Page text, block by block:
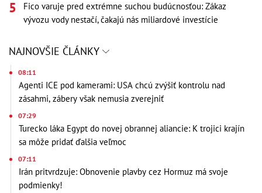
Fico varuje pred extrémne suchou budúcnosťou: Zákaz
vývozu vody nestačí, čakajú nás miliardové investície
NAJNOVŠIE ČLÁNKY
08:11
Agenti ICE pod kamerami: USA chcú zvýšiť kontrolu nad
zásahmi, zábery však nemusia zverejniť
07:29
Turecko láka Egypt do novej obrannej aliancie: K trojici krajín
sa môže pridať ďalšia veľmoc
07:11
Irán pritvrdzuje: Obnovenie plavby cez Hormuz má svoje
podmienky!